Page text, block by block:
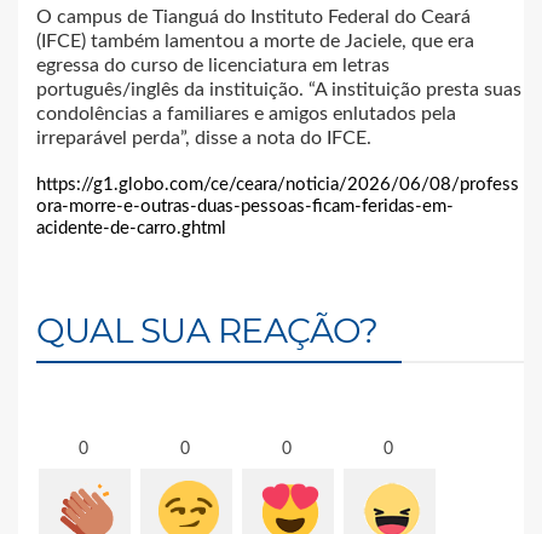
O campus de Tianguá do Instituto Federal do Ceará
(IFCE) também lamentou a morte de Jaciele, que era
egressa do curso de licenciatura em letras
português/inglês da instituição. “A instituição presta suas
condolências a familiares e amigos enlutados pela
irreparável perda”, disse a nota do IFCE.
https://g1.globo.com/ce/ceara/noticia/2026/06/08/profess
ora-morre-e-outras-duas-pessoas-ficam-feridas-em-
acidente-de-carro.ghtml
QUAL SUA REAÇÃO?
0 0 0 0